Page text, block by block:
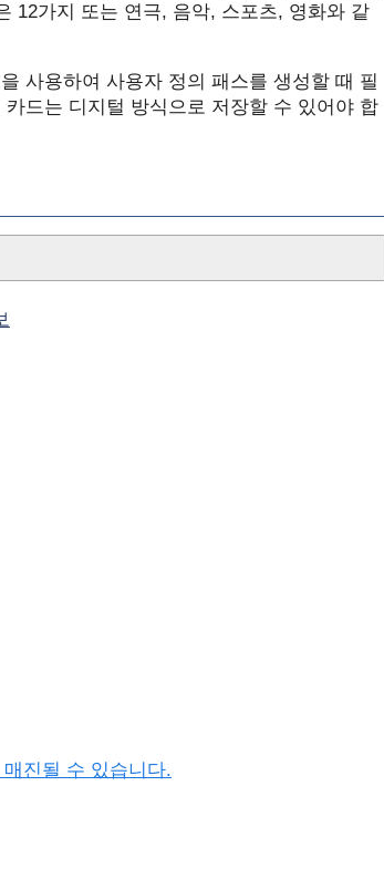
12가지 또는 연극, 음악, 스포츠, 영화와 같
사용하여 사용자 정의 패스를 생성할 때 필
드는 디지털 방식으로 저장할 수 있어야 합
진될 수 있습니다.